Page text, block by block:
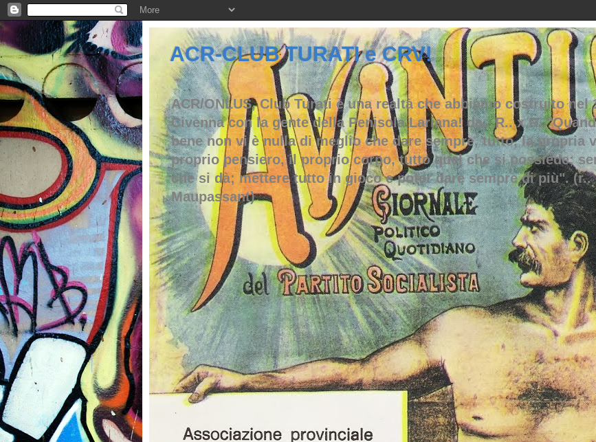
ACR-CLUB TURATI e CRV!
ACR/ONLUS, Club Turati è una realtà che abbiamo costruito nel
Civenna con la gente della Penisola Lariana! da.. R.. x
bene non vi è nulla di meglio che dare sempre, tutto, la propria
proprio pensiero, il proprio corpo, tutto quel che si possiede;
che si dà; mettere tutto in gioco e poter dare sempre di più". (r..
Maupassant)